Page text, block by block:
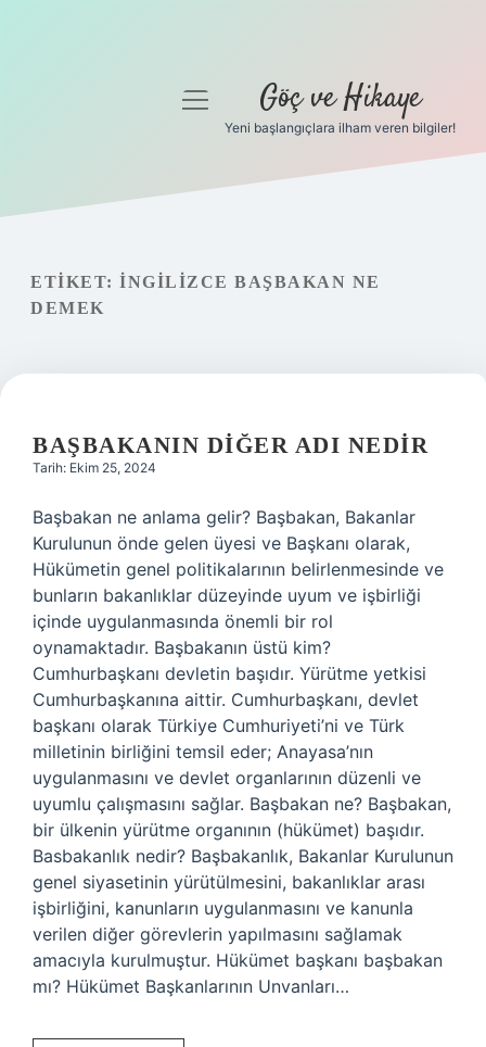
Gizlilik Politikası
Hakkımızda
menüyü
Göç ve Hikaye
Yeni başlangıçlara ilham veren bilgiler!
ETIKET: İNGILIZCE BAŞBAKAN NE
DEMEK
BAŞBAKANIN DIĞER ADI NEDIR
Tarih: Ekim 25, 2024
Başbakan ne anlama gelir? Başbakan, Bakanlar
Kurulunun önde gelen üyesi ve Başkanı olarak,
Hükümetin genel politikalarının belirlenmesinde ve
bunların bakanlıklar düzeyinde uyum ve işbirliği
içinde uygulanmasında önemli bir rol
oynamaktadır. Başbakanın üstü kim?
Cumhurbaşkanı devletin başıdır. Yürütme yetkisi
Cumhurbaşkanına aittir. Cumhurbaşkanı, devlet
başkanı olarak Türkiye Cumhuriyeti’ni ve Türk
milletinin birliğini temsil eder; Anayasa’nın
uygulanmasını ve devlet organlarının düzenli ve
uyumlu çalışmasını sağlar. Başbakan ne? Başbakan,
bir ülkenin yürütme organının (hükümet) başıdır.
Basbakanlık nedir? Başbakanlık, Bakanlar Kurulunun
genel siyasetinin yürütülmesini, bakanlıklar arası
işbirliğini, kanunların uygulanmasını ve kanunla
verilen diğer görevlerin yapılmasını sağlamak
amacıyla kurulmuştur. Hükümet başkanı başbakan
mı? Hükümet Başkanlarının Unvanları…